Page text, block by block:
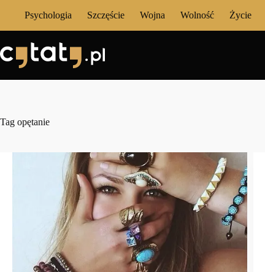
Psychologia Szczęście Wojna Wolność Życie
Tag opętanie